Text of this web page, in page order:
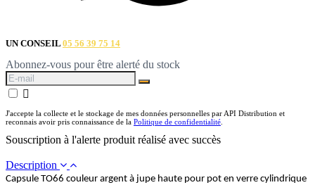
UN CONSEIL 05 56 39 75 14
Abonnez-vous pour être alerté du stock

J'accepte la collecte et le stockage de mes données personnelles par API Distribution et
reconnais avoir pris connaissance de la Politique de confidentialité
Souscription à l'alerte produit réalisé avec succès
Description
Capsule TO66 couleur argent à jupe haute pour pot en verre cylindrique